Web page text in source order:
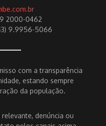
2000-0462
9.9956-5066
com a transparência
estando sempre
da população.
denúncia ou